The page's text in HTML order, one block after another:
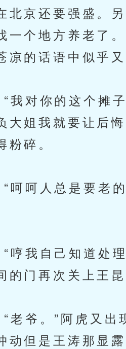
北京还要强盛。
一个地方养老了
凉的话语中似乎
对你的这个摊子
大姐我就要让后
粉碎。
呵人总是要老的
我自己知道处理
的门再次关上王
爷。”阿虎又出
动但是王涛那显